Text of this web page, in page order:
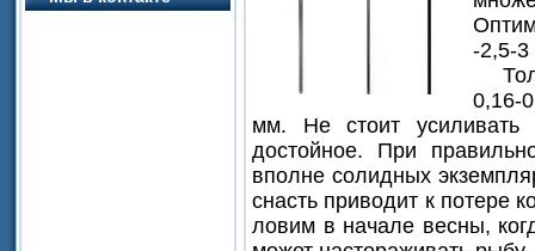
-2,5-3
0,16-
мм. Не стоит усиливать
достойное. При
вполне солидных
снасть приводит к потере
ловим в начале весны,